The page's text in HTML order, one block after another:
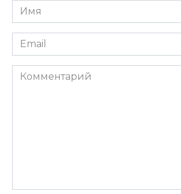
Имя
Email
Комментарий